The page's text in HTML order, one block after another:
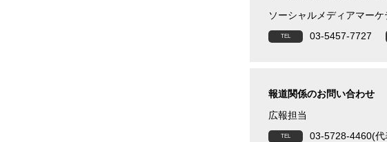
ソーシャルメディアマー
03-5457-7727
報道関係のお問い合わせ
広報担当
03-5728-4460(代